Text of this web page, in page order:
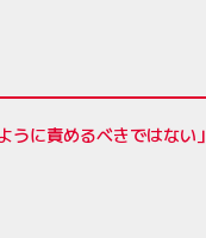
に責めるべきではない」